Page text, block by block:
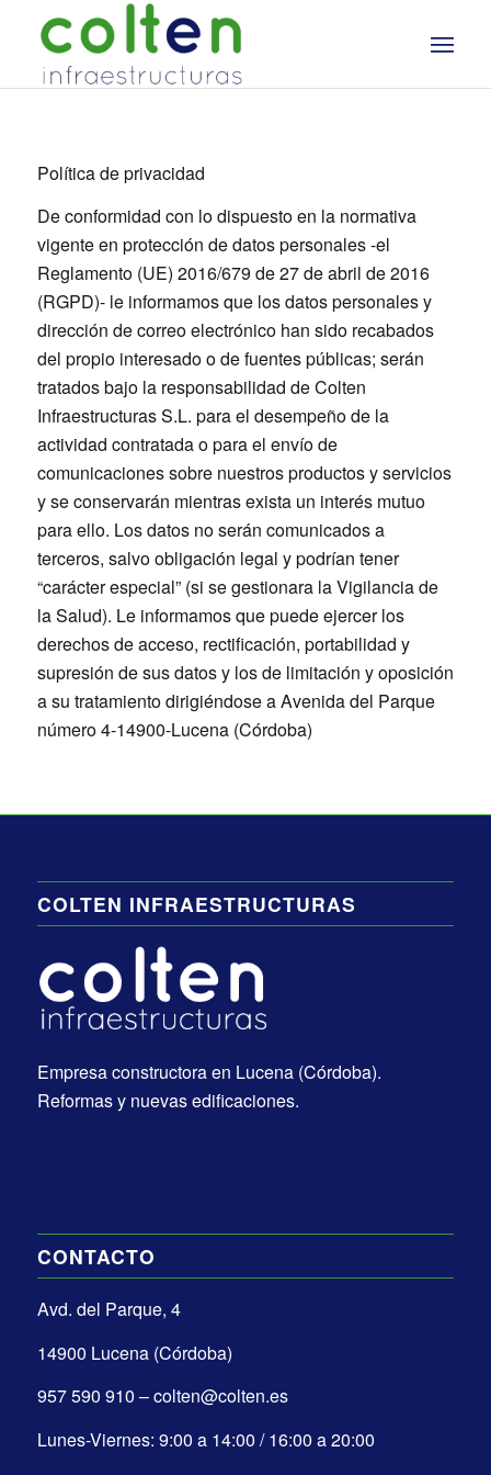
Política de privacidad
De conformidad con lo dispuesto en la normativa
vigente en protección de datos personales -el
Reglamento (UE) 2016/679 de 27 de abril de 2016
(RGPD)- le informamos que los datos personales y
dirección de correo electrónico han sido recabados
del propio interesado o de fuentes públicas; serán
tratados bajo la responsabilidad de Colten
Infraestructuras S.L. para el desempeño de la
actividad contratada o para el envío de
comunicaciones sobre nuestros productos y servicios
y se conservarán mientras exista un interés mutuo
para ello. Los datos no serán comunicados a
terceros, salvo obligación legal y podrían tener
“carácter especial” (si se gestionara la Vigilancia de
la Salud). Le informamos que puede ejercer los
derechos de acceso, rectificación, portabilidad y
supresión de sus datos y los de limitación y oposición
a su tratamiento dirigiéndose a Avenida del Parque
número 4-14900-Lucena (Córdoba)
COLTEN INFRAESTRUCTURAS
Empresa constructora en Lucena (Córdoba).
Reformas y nuevas edificaciones.
CONTACTO
Avd. del Parque, 4
14900 Lucena (Córdoba)
957 590 910 – colten@colten.es
Lunes-Viernes: 9:00 a 14:00 / 16:00 a 20:00